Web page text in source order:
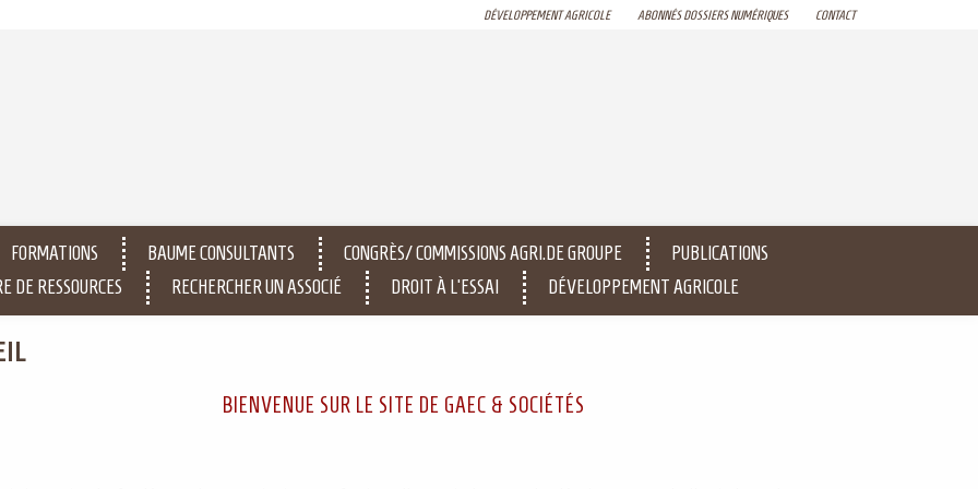
CONTACT
ABONNÉS DOSSIERS NUMÉRIQUES
DÉVELOPPEMENT AGRICOLE
FORMATIONS BAUME CONSULTANTS CONGRÈS/ COMMISSIONS AGRI.DE GROUPE
PUBLICATIONS
DE RESSOURCES
RECHERCHER UN ASSOCIÉ DROIT À L'ESSAI DÉVELOPPEMENT AGRICOLE
BIENVENUE SUR LE SITE DE GAEC & SOCIÉTÉS